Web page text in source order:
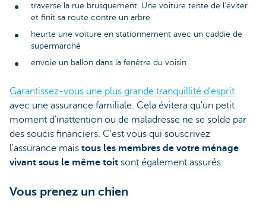
traverse la rue brusquement. Une voiture tente de l'éviter
et finit sa route contre un arbre
heurte une voiture en stationnement avec un caddie de
supermarché
envoie un ballon dans la fenêtre du voisin
Garantissez-vous une plus grande tranquillité d'esprit
avec une assurance familiale. Cela évitera qu'un petit
moment d'inattention ou de maladresse ne se solde par
des soucis financiers. C'est vous qui souscrivez
l'assurance mais tous les membres de votre ménage
vivant sous le même toit sont également assurés.
Vous prenez un chien